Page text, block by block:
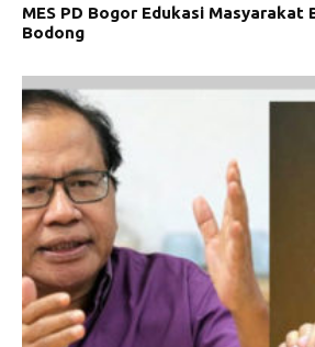
MES PD Bogor Edukasi Masyarakat
Bodong